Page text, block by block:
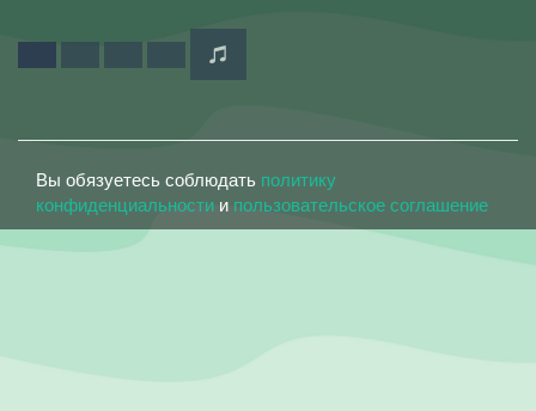
Вы обязуетесь соблюдать политику
конфиденциальности и пользовательское соглашение